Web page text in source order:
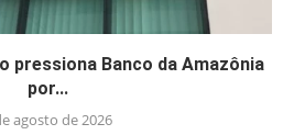
pressiona Banco da Amazônia
por...
agosto de 2026